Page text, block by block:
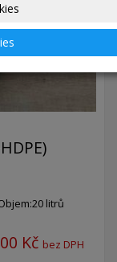
litrů
Kč bez DPH